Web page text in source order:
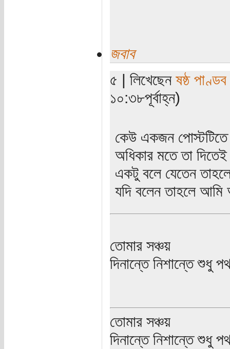
জবাব
৫ | লিখেছেন ষষ্ঠ পাণ্ডব
১০:৩৮পূর্বাহ্ন)
কেউ একজন পোস্টটিতে
অধিকার মতে তা
একটু বলে যেতেন
যদি বলেন তাহলে আমি
তোমার সঞ্চয়
দিনান্তে নিশান্তে শুধু
তোমার সঞ্চয়
দিনান্তে নিশান্তে শুধু